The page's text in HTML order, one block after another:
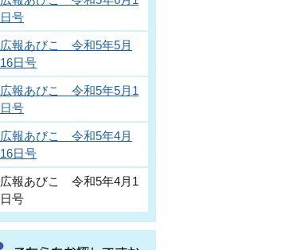
日号
広報あびこ 令和5年5月
16日号
広報あびこ 令和5年5月1
日号
広報あびこ 令和5年4月
16日号
広報あびこ 令和5年4月1
日号